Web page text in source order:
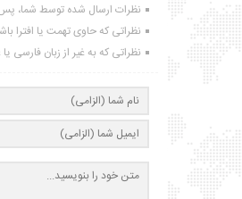
نظرات ارسال شده توسط شما،
نظراتی که حاوی تهمت یا افترا
نظراتی که به غیر از زبان فارسی